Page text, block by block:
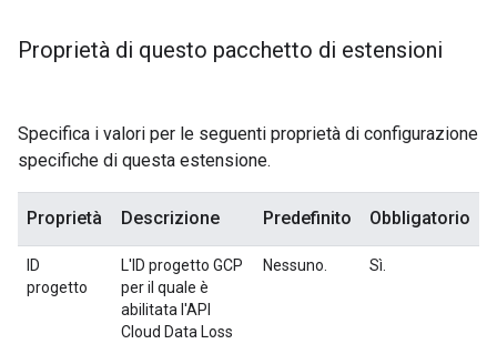
Proprietà di questo pacchetto di estensioni
Specifica i valori per le seguenti proprietà di configurazione
specifiche di questa estensione.
Proprietà Descrizione Predefinito Obbligatorio
ID
progetto
L'ID progetto GCP
per il quale è
abilitata l'API
Cloud Data Loss
Nessuno. Sì.